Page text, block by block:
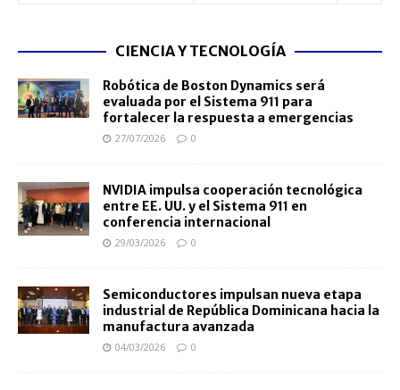
CIENCIA Y TECNOLOGÍA
Robótica de Boston Dynamics será
evaluada por el Sistema 911 para
fortalecer la respuesta a emergencias
27/07/2026 0
NVIDIA impulsa cooperación tecnológica
entre EE. UU. y el Sistema 911 en
conferencia internacional
29/03/2026 0
Semiconductores impulsan nueva etapa
industrial de República Dominicana hacia la
manufactura avanzada
04/03/2026 0